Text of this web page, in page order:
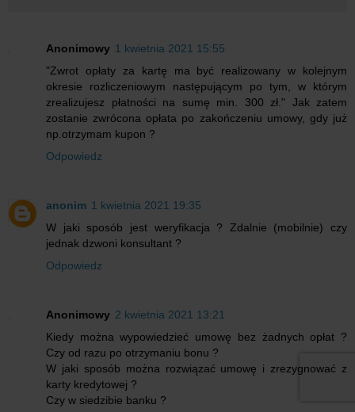
Anonimowy 1 kwietnia 2021 15:55
"Zwrot opłaty za kartę ma być realizowany w kolejnym
okresie rozliczeniowym następującym po tym, w którym
zrealizujesz płatności na sumę min. 300 zł." Jak zatem
zostanie zwrócona opłata po zakończeniu umowy, gdy już
np.otrzymam kupon ?
Odpowiedz
anonim 1 kwietnia 2021 19:35
W jaki sposób jest weryfikacja ? Zdalnie (mobilnie) czy
jednak dzwoni konsultant ?
Odpowiedz
Anonimowy 2 kwietnia 2021 13:21
Kiedy można wypowiedzieć umowę bez żadnych opłat ?
Czy od razu po otrzymaniu bonu ?
W jaki sposób można rozwiązać umowę i zrezygnować z
karty kredytowej ?
Czy w siedzibie banku ?